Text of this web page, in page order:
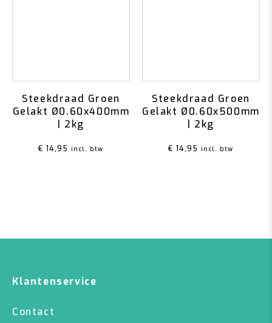
Steekdraad Groen
Gelakt Ø0.60x400mm
| 2kg
€ 14,95 incl. btw
Steekdraad Groen
Gelakt Ø0.60x500mm
| 2kg
€ 14,95 incl. btw
Klantenservice
Contact